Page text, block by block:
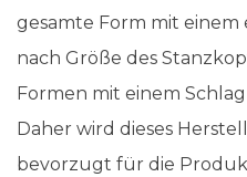
gesamte Form mit einem
nach Größe des
Formen mit einem
Daher wird dieses
bevorzugt für die